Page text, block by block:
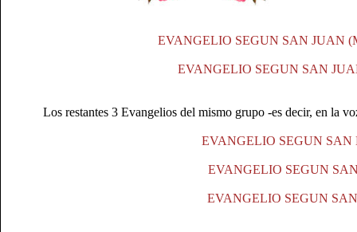
EVANGELIO SEGUN SAN JUAN
EVANGELIO SEGUN SAN
Los restantes 3 Evangelios del mismo grupo -es decir, en la
EVANGELIO SEGUN SAN
EVANGELIO SEGUN
EVANGELIO SEGUN